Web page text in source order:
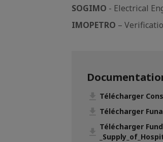
SOGIMO - Electrical
IMOPETRO –
Télécharger
Télécharger
Télécharger